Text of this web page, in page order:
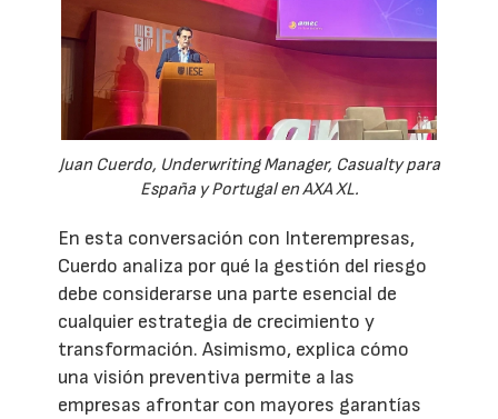
Juan Cuerdo, Underwriting Manager, Casualty para
España y Portugal en AXA XL.
En esta conversación con Interempresas,
Cuerdo analiza por qué la gestión del riesgo
debe considerarse una parte esencial de
cualquier estrategia de crecimiento y
transformación. Asimismo, explica cómo
una visión preventiva permite a las
empresas afrontar con mayores garantías